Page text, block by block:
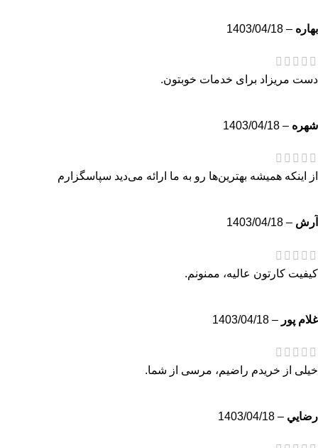
بهاره –
1403/04/18
دست مریزاد برای خدمات خوبتون.
شهره –
1403/04/18
از اینکه همیشه بهترین‌ها رو به ما ارائه می‌دید سپاسگزارم
آرش –
1403/04/18
کیفیت کارتون عالیه، ممنونم.
غلام پور –
1403/04/18
خیلی از خریدم راضیم، مرسی از شما.
رضايي –
1403/04/18